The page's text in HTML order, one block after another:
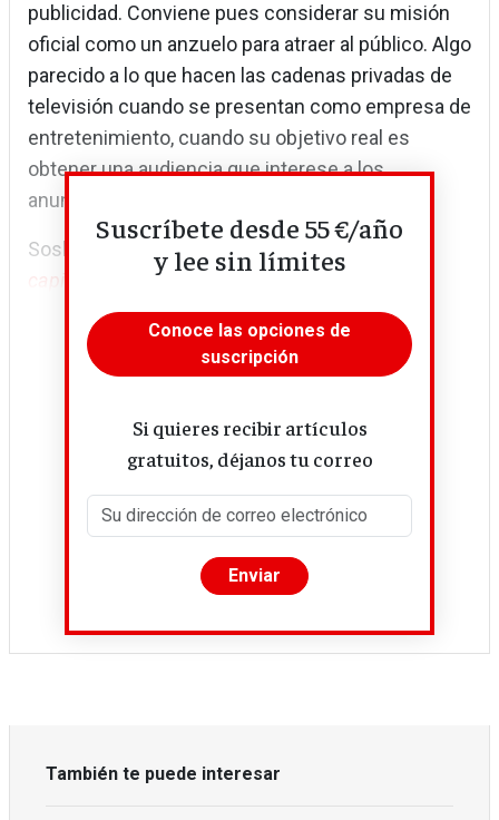
publicidad. Conviene pues considerar su misión
oficial como un anzuelo para atraer al público. Algo
parecido a lo que hacen las cadenas privadas de
televisión cuando se presentan como empresa de
entretenimiento, cuando su objetivo real es
obtener una audiencia que interese a los
anunciantes.
Soshanna Zuboff ha relatado enL
a era del
capitalismo de la vigilancia
Suscríbete desde 55 €/año
y lee sin límites
Conoce las opciones de
suscripción
Si quieres recibir artículos
gratuitos, déjanos tu correo
También te puede interesar